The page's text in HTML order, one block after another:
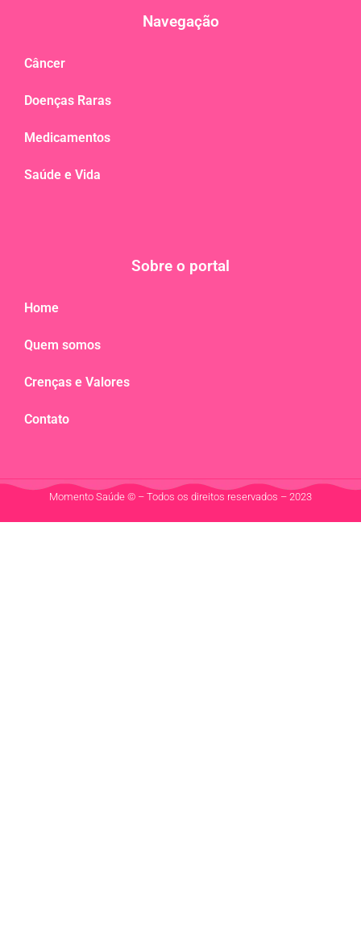
Navegação
Câncer
Doenças Raras
Medicamentos
Saúde e Vida
Sobre o portal
Home
Quem somos
Crenças e Valores
Contato
Momento Saúde © – Todos os direitos reservados – 2023